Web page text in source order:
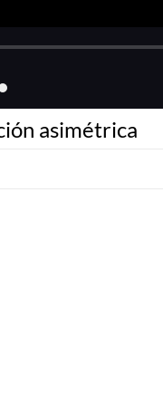
asimétrica